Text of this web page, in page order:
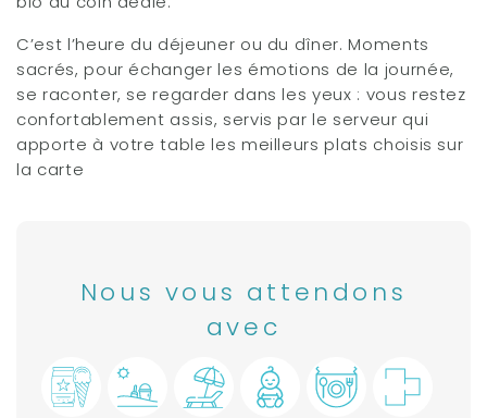
C’est l’heure du déjeuner ou du dîner. Moments
sacrés, pour échanger les émotions de la journée,
se raconter, se regarder dans les yeux : vous restez
confortablement assis, servis par le serveur qui
apporte à votre table les meilleurs plats choisis sur
la carte
Nous vous attendons
avec